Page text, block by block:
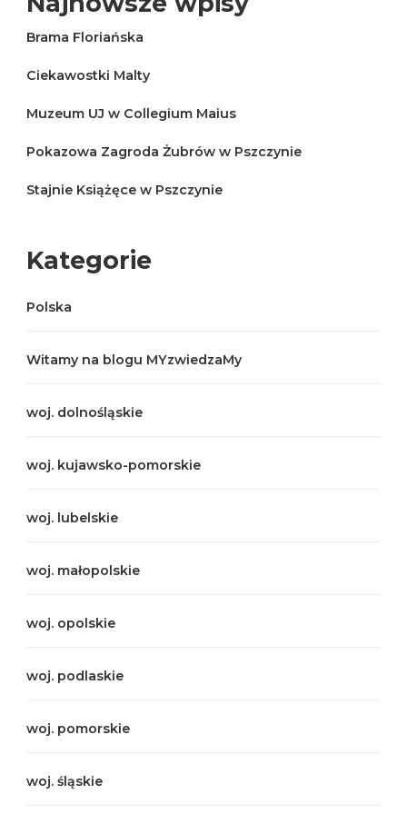
Brama Floriańska
Ciekawostki Malty
Muzeum UJ w Collegium Maius
Pokazowa Zagroda Żubrów w Pszczynie
Stajnie Książęce w Pszczynie
Kategorie
Polska
Witamy na blogu MYzwiedzaMy
woj. dolnośląskie
woj. kujawsko-pomorskie
woj. lubelskie
woj. małopolskie
woj. opolskie
woj. podlaskie
woj. pomorskie
woj. śląskie